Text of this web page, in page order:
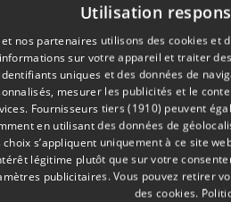
Petit pois et
de senteur
Utilisation
et nos partenaires utilisons des cookies et
sur votre appareil et traiter
uniques et des données de
mesurer les publicités et le
Fournisseurs tiers (1910) peuvent
en utilisant des données de
choix s’appliquent uniquement à ce site
légitime plutôt que sur votre
publicitaires. Vous pouvez retirer
des cookies.